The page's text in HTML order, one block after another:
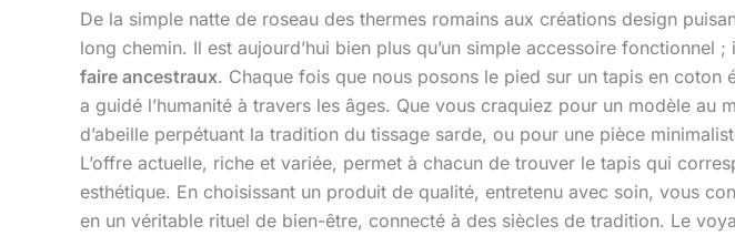
De la simple natte de roseau des thermes romains aux créations design
long chemin. Il est aujourd’hui bien plus qu’un simple accessoire
faire ancestraux. Chaque fois que nous posons le pied sur un tapis en
a guidé l’humanité à travers les âges. Que vous craquiez pour un modèle
d’abeille perpétuant la tradition du tissage sarde, ou pour une pièce
L’offre actuelle, riche et variée, permet à chacun de trouver le tapis qui
esthétique. En choisissant un produit de qualité, entretenu avec soin, vous
en un véritable rituel de bien-être, connecté à des siècles de tradition. Le